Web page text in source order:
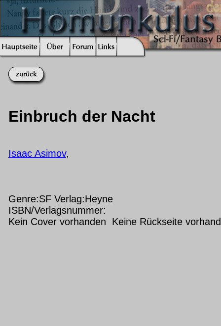
Einbruch der Nacht
Isaac Asimov,
Genre:SF Verlag:Heyne
ISBN/Verlagsnummer:
Kein Cover vorhanden Keine Rückseite